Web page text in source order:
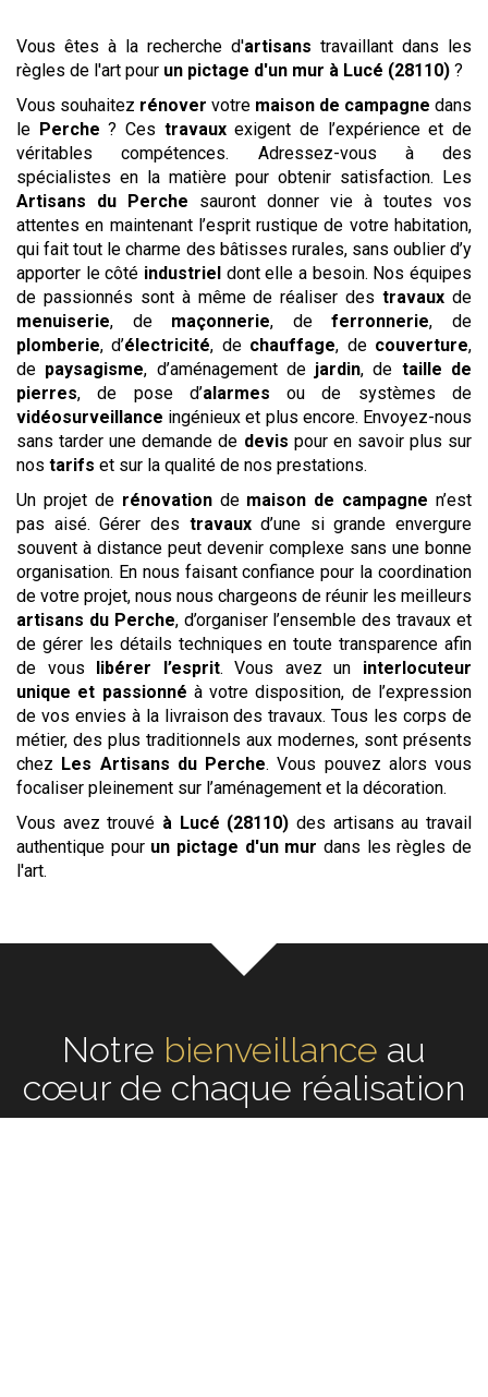
Vous êtes à la recherche d'artisans travaillant dans les
règles de l'art pour un pictage d'un mur à Lucé (28110) ?
Vous souhaitez rénover votre maison de campagne dans
le Perche ? Ces travauxexigent de l’expérience et de
véritables compétences. Adressez-vous à des
spécialistes en la matière pour obtenir satisfaction. Les
Artisans du Perche sauront donner vie à toutes vos
attentes en maintenant l’esprit rustique de votre habitation,
qui fait tout le charme des bâtisses rurales, sans oublier d’y
apporter le côté industriel dont elle a besoin. Nos équipes
de passionnés sont à même de réaliser destravaux de
menuiserie, de maçonnerie, deferronnerie, de
plomberie, d’électricité, de chauffage, de couverture,
de paysagisme, d’aménagement de jardin, de taille de
pierres, de pose d’alarmes ou de systèmes de
vidéosurveillance ingénieux et plus encore. Envoyez-nous
sans tarder une demande de devis pour en savoir plus sur
nos tarifs et sur la qualité de nos prestations.
Un projet de rénovationde maison de campagne n’est
pas aisé. Gérer des travauxd’une si grande envergure
souvent à distance peut devenir complexe sans une bonne
organisation. En nous faisant confiance pour la coordination
de votre projet, nous nous chargeons de réunir les meilleurs
artisans du Perche, d’organiser l’ensemble des travaux et
de gérer les détails techniques en toute transparence afin
de vous libérer l’esprit. Vous avez un interlocuteur
unique et passionné à votre disposition, de l’expression
de vos envies à la livraison des travaux. Tous les corps de
métier, des plus traditionnels aux modernes, sont présents
chez Les Artisans du Perche. Vous pouvez alors vous
focaliser pleinement sur l’aménagement et la décoration.
Vous avez trouvé à Lucé (28110) des artisans au travail
authentique pour un pictage d'un mur dans les règles de
l'art.
Notreécouteau cœur de
chaque réalisation